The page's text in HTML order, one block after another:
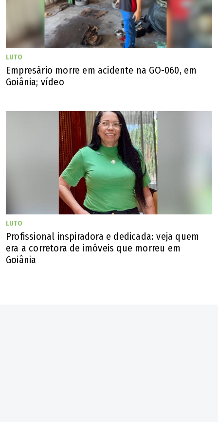
LUTO
Empresário morre em acidente na GO-060, em
Goiânia; vídeo
LUTO
Profissional inspiradora e dedicada: veja quem
era a corretora de imóveis que morreu em
Goiânia